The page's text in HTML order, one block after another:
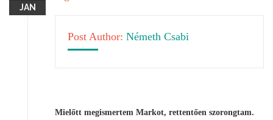
JAN
Post Author: Németh Csabi
Mielőtt megismertem Markot, rettentően szorongtam.